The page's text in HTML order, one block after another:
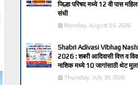
जिल्हा परिषद मध्ये 12 वी पास
संधी
Monday, August 03, 2026
Shabri Adivasi Vibhag
2026 : शबरी आदिवासी वित्त व
नाशिक मध्ये 10 जागांसाठी थेट
Thursday, July 30, 2026